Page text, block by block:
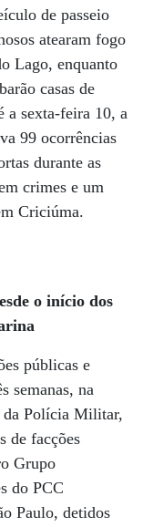
de passeio
atearam fogo
Lago, enquanto
casas de
a sexta-feira 10, a
99 ocorrências
durante as
crimes e um
Criciúma.
o início dos
públicas e
semanas, na
da Polícia Militar,
de facções
Grupo
do PCC
Paulo, detidos